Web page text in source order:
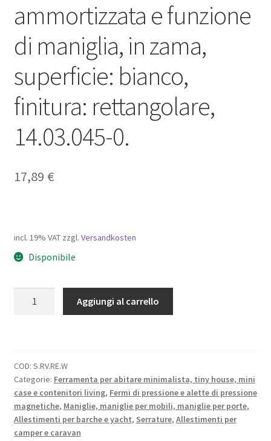
ammortizzata e funzione
di maniglia, in zama,
superficie: bianco,
finitura: rettangolare,
14.03.045-0.
17,89 €
incl. 19% VAT zzgl. Versandkosten
Disponibile
qualità
con
chiusura
ammortizzata
e
Aggiungi al carrello
COD: S.RV.RE.W
Categorie: Ferramenta per abitare minimalista, tiny house, mini
case e contenitori living, Fermi di pressione e alette di pressione
magnetiche, Maniglie, maniglie per mobili, maniglie per porte,
Allestimenti per barche e yacht, Serrature, Allestimenti per
camper e caravan